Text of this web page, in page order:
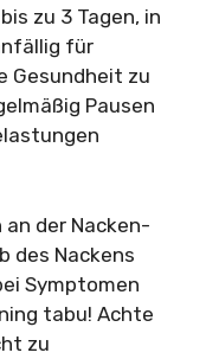
zu 3 Tagen, in
für
Gesundheit zu
Pausen
der Nacken-
des Nackens
Symptomen
tabu! Achte
zu